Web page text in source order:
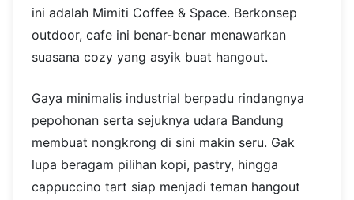
ini adalah Mimiti Coffee & Space. Berkonsep
outdoor, cafe ini benar-benar menawarkan
suasana cozy yang asyik buat hangout.
Gaya minimalis industrial berpadu rindangnya
pepohonan serta sejuknya udara Bandung
membuat nongkrong di sini makin seru. Gak
lupa beragam pilihan kopi, pastry, hingga
cappuccino tart siap menjadi teman hangout